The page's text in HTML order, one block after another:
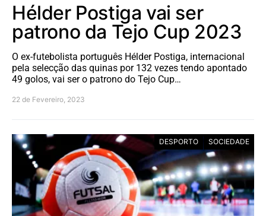
Hélder Postiga vai ser
patrono da Tejo Cup 2023
O ex-futebolista português Hélder Postiga, internacional
pela selecção das quinas por 132 vezes tendo apontado
49 golos, vai ser o patrono do Tejo Cup…
22 de Fevereiro, 2023
DESPORTO SOCIEDADE